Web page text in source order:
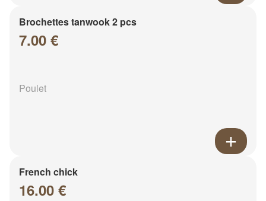
Brochettes tanwook 2 pcs
7.00 €
Poulet
French chick
16.00 €